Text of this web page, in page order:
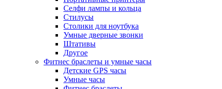
Селфи лампы и кольца
Стилусы
Столики для ноутбука
Умные дверные звонки
Штативы
Другое
Фитнес браслеты и умные часы
Детские GPS часы
Умные часы